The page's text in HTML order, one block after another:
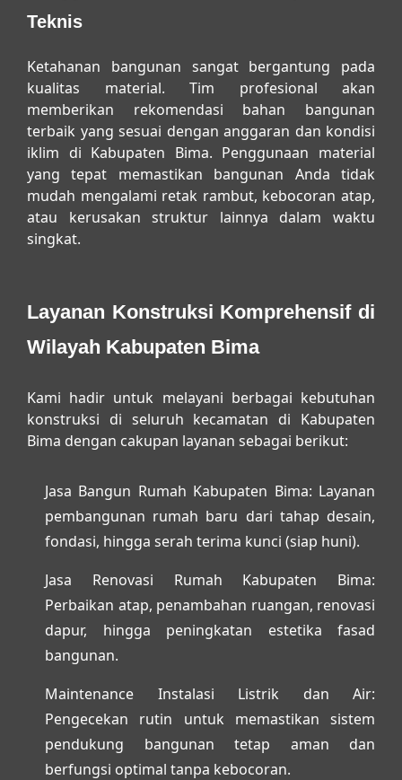
Teknis
Ketahanan bangunan sangat bergantung pada
kualitas material. Tim profesional akan
memberikan rekomendasi bahan bangunan
terbaik yang sesuai dengan anggaran dan kondisi
iklim di Kabupaten Bima. Penggunaan material
yang tepat memastikan bangunan Anda tidak
mudah mengalami retak rambut, kebocoran atap,
atau kerusakan struktur lainnya dalam waktu
singkat.
Layanan Konstruksi Komprehensif di
Wilayah Kabupaten Bima
Kami hadir untuk melayani berbagai kebutuhan
konstruksi di seluruh kecamatan di Kabupaten
Bima dengan cakupan layanan sebagai berikut:
Jasa Bangun Rumah Kabupaten Bima: Layanan
pembangunan rumah baru dari tahap desain,
fondasi, hingga serah terima kunci (siap huni).
Jasa Renovasi Rumah Kabupaten Bima:
Perbaikan atap, penambahan ruangan, renovasi
dapur, hingga peningkatan estetika fasad
bangunan.
Maintenance Instalasi Listrik dan Air:
Pengecekan rutin untuk memastikan sistem
pendukung bangunan tetap aman dan
berfungsi optimal tanpa kebocoran.